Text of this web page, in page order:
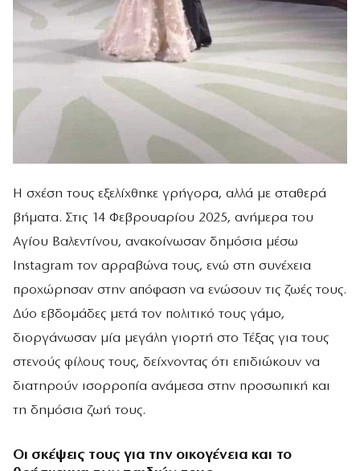
Η σχέση τους εξελίχθηκε γρήγορα, αλλά με σταθερά
βήματα. Στις 14 Φεβρουαρίου 2025, ανήμερα του
Αγίου Βαλεντίνου, ανακοίνωσαν δημόσια μέσω
Instagram τον αρραβώνα τους, ενώ στη συνέχεια
προχώρησαν στην απόφαση να ενώσουν τις ζωές τους.
Δύο εβδομάδες μετά τον πολιτικό τους γάμο,
διοργάνωσαν μία μεγάλη γιορτή στο Τέξας για τους
στενούς φίλους τους, δείχνοντας ότι επιδιώκουν να
διατηρούν ισορροπία ανάμεσα στην προσωπική και
τη δημόσια ζωή τους.
Οι σκέψεις τους για την οικογένεια και το